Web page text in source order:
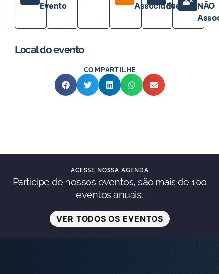
Evento
AssociadosEvento
NÃO
Local do evento
COMPARTILHE
ACESSE NOSSA AGENDA
Participe de nossos eventos, são mais de 100
eventos anuais.
VER TODOS OS EVENTOS